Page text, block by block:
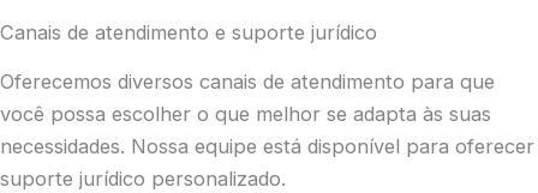
Canais de atendimento e suporte jurídico
Oferecemos diversos canais de atendimento para que
você possa escolher o que melhor se adapta às suas
necessidades. Nossa equipe está disponível para oferecer
suporte jurídico personalizado.